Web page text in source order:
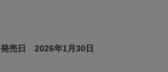
発売日 2026年1月30日